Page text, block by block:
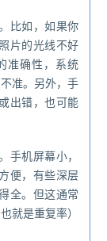
比如，如果你
片的光线不好
准确性，系统
准。另外，手
出错，也可能
手机屏幕小，
便，有些深层
全。但这通常
就是重复率）